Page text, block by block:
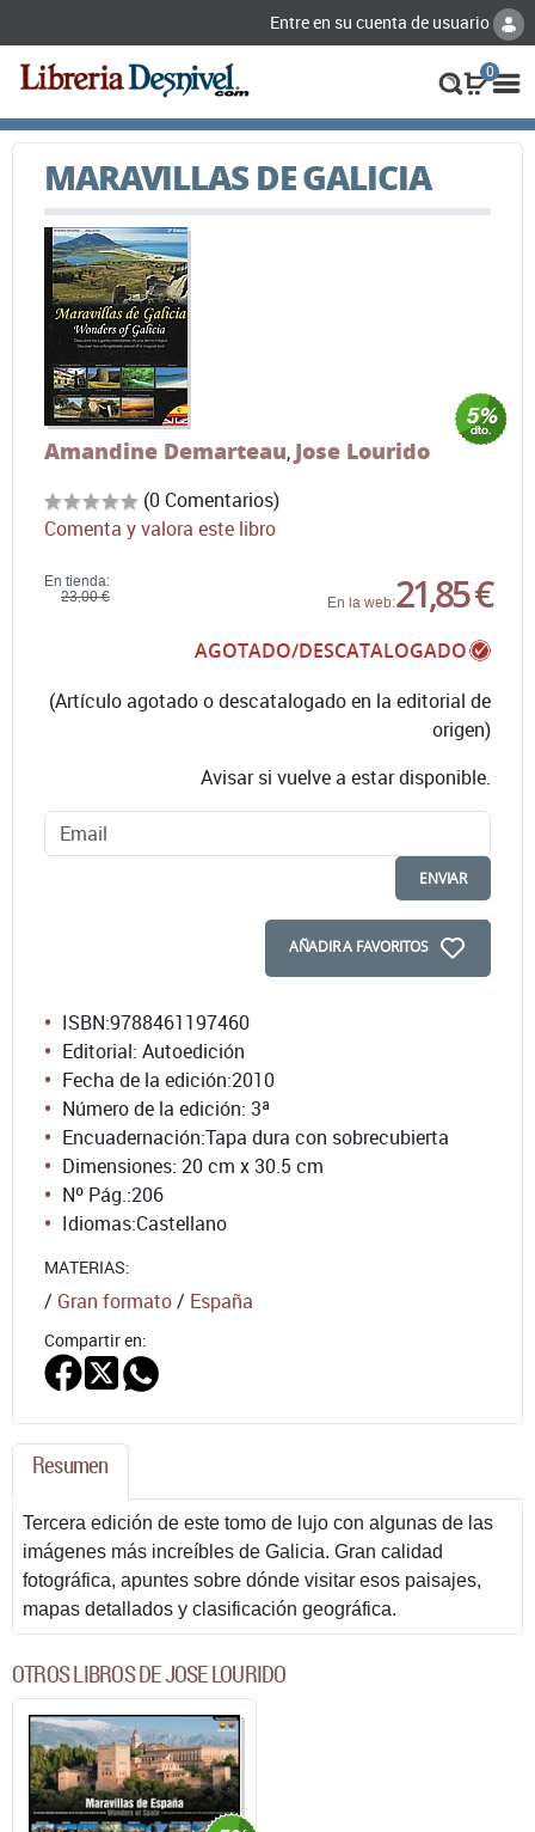
Entre en su cuenta de usuario
0
MARAVILLAS DE GALICIA
Amandine Demarteau, Jose Lourido
(0 Comentarios)
Comenta y valora este libro
En tienda:
23,00 €
En la web:21,85 €
AGOTADO/DESCATALOGADO
(Artículo agotado o descatalogado en la editorial de
origen)
Avisar si vuelve a estar disponible.
ENVIAR
AÑADIR A FAVORITOS
ISBN:9788461197460
Editorial: Autoedición
Fecha de la edición:2010
Número de la edición: 3ª
Encuadernación:Tapa dura con sobrecubierta
Dimensiones: 20 cm x 30.5 cm
Nº Pág.:206
Idiomas:Castellano
MATERIAS:
/ Gran formato/ España
Compartir en:
Resumen
Tercera edición de este tomo de lujo con algunas de las
imágenes más increíbles de Galicia. Gran calidad
fotográfica, apuntes sobre dónde visitar esos paisajes,
mapas detallados y clasificación geográfica.
OTROS LIBROS DE JOSE LOURIDO